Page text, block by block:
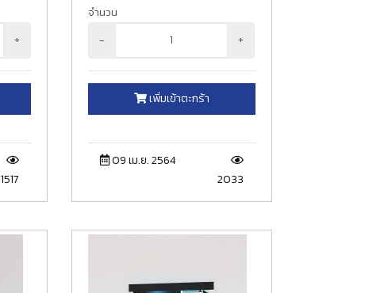
+
1517
จำนวน
- +
เพิ่มเข้าตะกร้า
09 เม.ย. 2564
2033